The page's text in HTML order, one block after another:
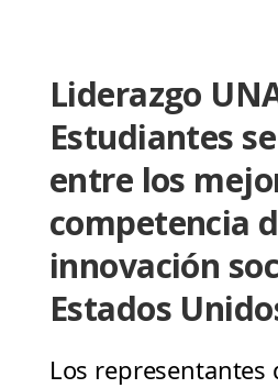
Liderazgo
Estudiantes
entre los
competencia
innovación
Estados
Los representantes